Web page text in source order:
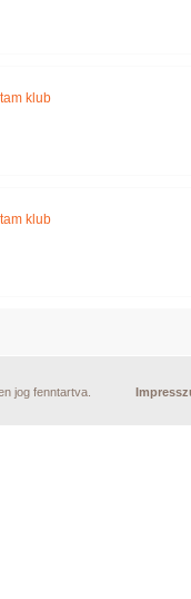
klub
klub
jog fenntartva.